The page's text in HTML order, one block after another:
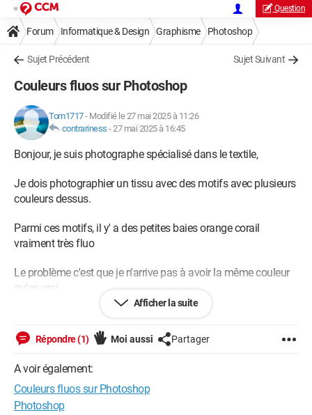
Question
Forum Informatique & Design Graphisme Photoshop
Sujet Précédent Sujet Suivant
Couleurs fluos sur Photoshop
Tom1717- Modifié le 27 mai 2025 à 11:26
contrariness -27 mai 2025 à 16:45
Bonjour, je suis photographe spécialisé dans le textile,
Je dois photographier un tissu avec des motifs avec plusieurs
couleurs dessus.
Parmi ces motifs, il y' a des petites baies orange corail
vraiment très fluo
Le problème c'est que je n'arrive pas à avoir la même couleur
qu'en vrai
Merci d'avance :)
Windows / Chrome 136.0.0.0
Afficher la suite
Répondre (1) Moi aussi Partager
A voir également:
Couleurs fluos sur Photoshop
Photoshop